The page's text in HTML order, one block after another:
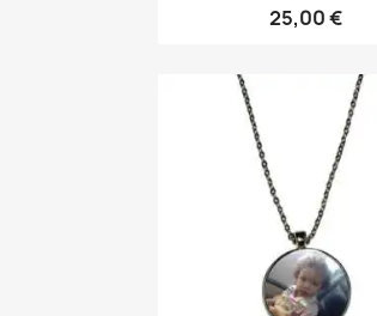
25,00 €